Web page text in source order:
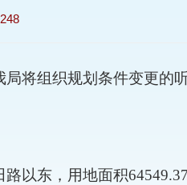
248
将组织规划条件变更的
路以东 ，用地面积